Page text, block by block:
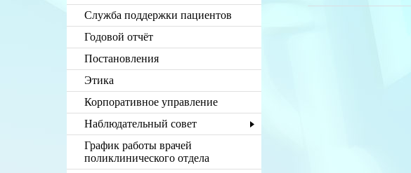
Служба поддержки пациентов
Годовой отчёт
Постановления
Этика
Корпоративное управление
Наблюдательный совет
График работы врачей
поликлинического отдела